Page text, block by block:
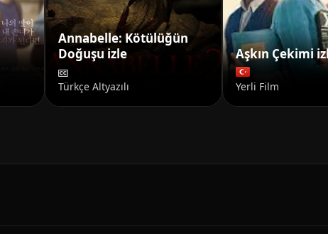
Annabelle: Kötülüğün
Doğuşu izle
Türkçe Altyazılı
Aşkın Çekimi
Yerli Film